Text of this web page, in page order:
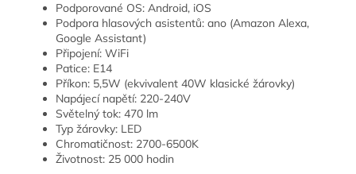
Podporované OS: Android, iOS
Podpora hlasových asistentů: ano (Amazon Alexa,
Google Assistant)
Připojení: WiFi
Patice: E14
Příkon: 5,5W (ekvivalent 40W klasické žárovky)
Napájecí napětí: 220-240V
Světelný tok: 470 lm
Typ žárovky: LED
Chromatičnost: 2700-6500K
Životnost: 25 000 hodin